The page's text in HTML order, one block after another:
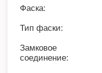
Фаска:
Тип фаски:
Замковое
соединение: